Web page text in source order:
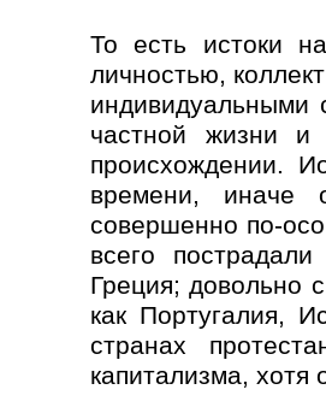
То есть истоки
личностью,
индивидуальными
частной жизни
происхождении.
времени, иначе
совершенно по-
всего
Греция; довольно
как Португалия,
странах
капитализма, хотя